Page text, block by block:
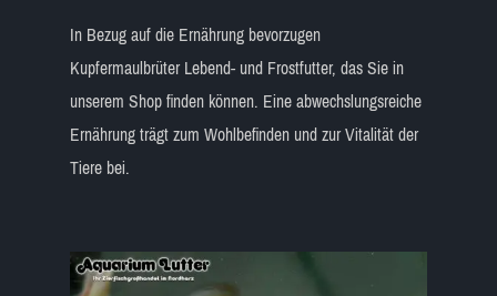
In Bezug auf die Ernährung bevorzugen
Kupfermaulbrüter Lebend- und Frostfutter, das Sie in
unserem Shop finden können. Eine abwechslungsreiche
Ernährung trägt zum Wohlbefinden und zur Vitalität der
Tiere bei.